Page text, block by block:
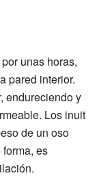
unas horas,
pared interior.
endureciendo y
Los inuit
de un oso
es